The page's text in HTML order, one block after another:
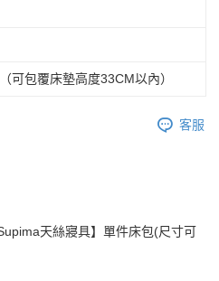
包覆床墊高度33CM以內）
客服
Supima天絲寢具】單件床包(尺寸可